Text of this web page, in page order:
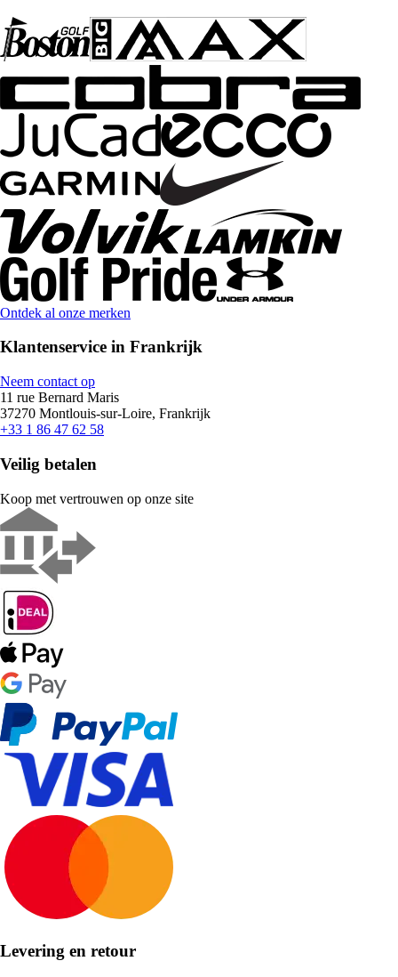
Ontdek al onze merken
Klantenservice in Frankrijk
Neem contact op
11 rue Bernard Maris
37270 Montlouis-sur-Loire, Frankrijk
+33 1 86 47 62 58
Veilig betalen
Koop met vertrouwen op onze site
Levering en retour